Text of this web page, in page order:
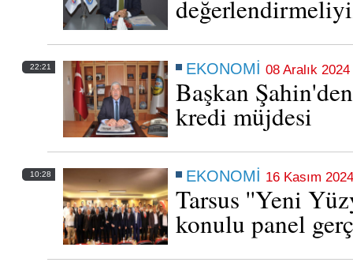
TARIM, TİCARET VE BÖLGESEL RİSKLER
MASAYA YATIRILDI
Tarsus Ticaret Borsası'nın Aralık Ayı Yönetim Kurulu Toplantısı,
EKONOMİ 08 Aralık
Başkan
kredi müjdesi
22:21
EKONOMİ 16 Kasım
Tarsus ''Yeni
konulu panel
10:28